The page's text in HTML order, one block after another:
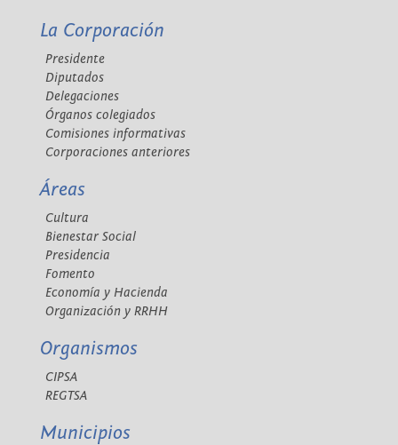
La Corporación
Presidente
Diputados
Delegaciones
Órganos colegiados
Comisiones informativas
Corporaciones anteriores
Áreas
Cultura
Bienestar Social
Presidencia
Fomento
Economía y Hacienda
Organización y RRHH
Organismos
CIPSA
REGTSA
Municipios